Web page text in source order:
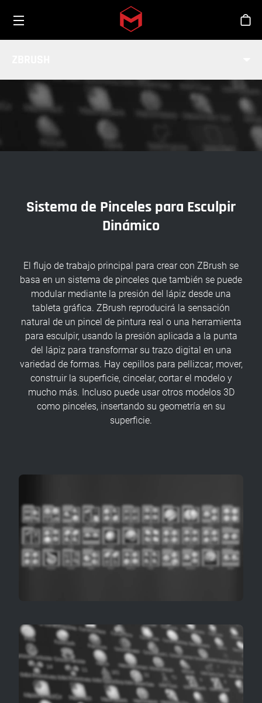
Skip to main content
Sistema de Pinceles para Esculpir
Dinámico
El flujo de trabajo principal para crear con ZBrush se
basa en un sistema de pinceles que también se puede
modular mediante la presión del lápiz desde una
tableta gráfica. ZBrush reproducirá la sensación
natural de un pincel de pintura real o una herramienta
para esculpir, usando la presión aplicada a la punta
del lápiz para transformar su trazo digital en una
variedad de formas. Hay cepillos para pellizcar, mover,
construir la superficie, cincelar, cortar el modelo y
mucho más. Incluso puede usar otros modelos 3D
como pinceles, insertando su geometría en su
superficie.